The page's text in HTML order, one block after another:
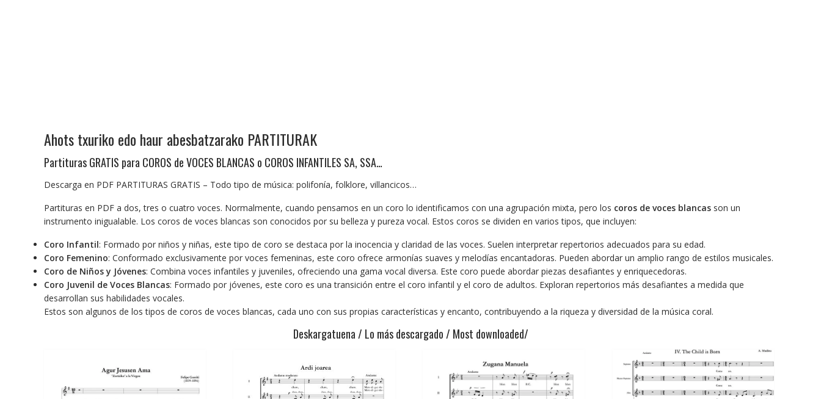
Ahots txuriko edo haur abesbatzarako PARTITURAK
Partituras GRATIS para COROS de VOCES BLANCAS o COROS INFANTILES SA, SSA…
Descarga en PDF PARTITURAS GRATIS – Todo tipo de música: polifonía, folklore, villancicos…
Partituras en PDF a dos, tres o cuatro voces. Normalmente, cuando pensamos en un coro lo identificamos con una agrupación mixta, pero los coros de voces blancas son un
instrumento inigualable. Los coros de voces blancas son conocidos por su belleza y pureza vocal. Estos coros se dividen en varios tipos, que incluyen:
Coro Infantil: Formado por niños y niñas, este tipo de coro se destaca por la inocencia y claridad de las voces. Suelen interpretar repertorios adecuados para su edad.
Coro Femenino: Conformado exclusivamente por voces femeninas, este coro ofrece armonías suaves y melodías encantadoras. Pueden abordar un amplio rango de estilos musicales.
Coro de Niños y Jóvenes: Combina voces infantiles y juveniles, ofreciendo una gama vocal diversa. Este coro puede abordar piezas desafiantes y enriquecedoras.
Coro Juvenil de Voces Blancas: Formado por jóvenes, este coro es una transición entre el coro infantil y el coro de adultos. Exploran repertorios más desafiantes a medida que
desarrollan sus habilidades vocales.
Estos son algunos de los tipos de coros de voces blancas, cada uno con sus propias características y encanto, contribuyendo a la riqueza y diversidad de la música coral.
Deskargatuena / Lo más descargado / Most downloaded/